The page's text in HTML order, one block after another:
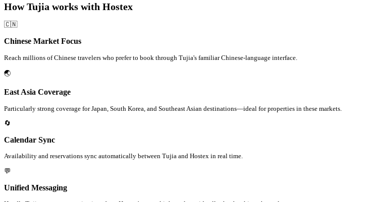
How Tujia works with Hostex
🇨🇳
Chinese Market Focus
Reach millions of Chinese travelers who prefer to book through Tujia's familiar Chinese-language interface.
🌏
East Asia Coverage
Particularly strong coverage for Japan, South Korea, and Southeast Asian destinations—ideal for properties in these markets.
🔄
Calendar Sync
Availability and reservations sync automatically between Tujia and Hostex in real time.
💬
Unified Messaging